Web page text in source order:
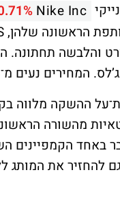
Nike Inc
והלבשה תחתונה.
דולר לחזיית ספורט ועד 128 דולר לטייץ.
מ־50 ספורטאיות
באחד
להחזיר את המותג